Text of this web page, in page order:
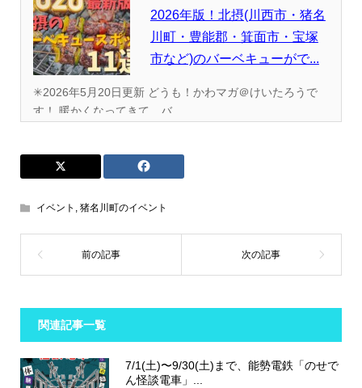
2026年版！北摂(川西市・猪名
川町・豊能郡・箕面市・宝塚
市など)のバーベキューがで...
✳︎2026年5月20日更新 どうも！かわマガ＠けいたろうで
す！ 暖かくなってきて、バ...
イベント , 猪名川町のイベント
関連記事一覧
7/1(土)〜9/30(土)まで、能勢電鉄「のせで
ん怪談電車」...